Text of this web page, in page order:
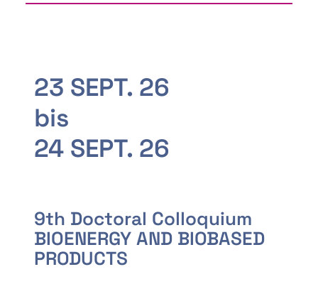
23 SEPT. 26
bis
24 SEPT. 26
9th Doctoral Colloquium
BIOENERGY AND BIOBASED
PRODUCTS